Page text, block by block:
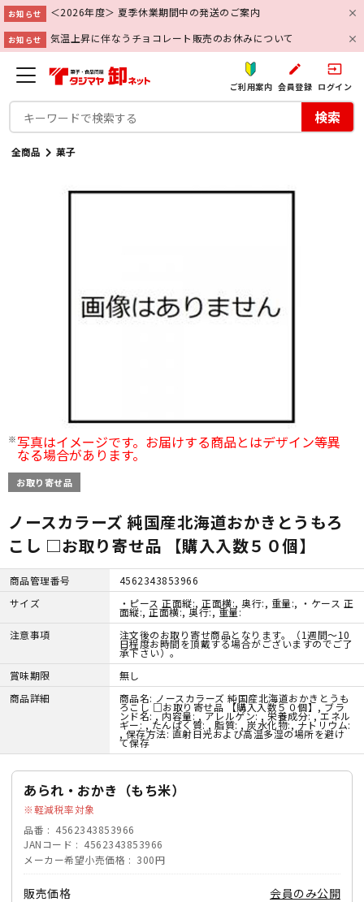
お知らせ ＜2026年度＞ 夏季休業期間中の発送のご案内
お知らせ 気温上昇に伴なうチョコレート販売のお休みについて
ご利用案内
create
会員登録
input
ログイン
検索
全商品 菓子
写真はイメージです。お届けする商品とはデザイン等異
なる場合があります。
お取り寄せ品
ノースカラーズ 純国産北海道おかきとうもろ
こし □お取り寄せ品 【購入入数５０個】
商品管理番号
4562343853966
サイズ
・ピース 正面縦:, 正面横:, 奥行:, 重量:, ・ケース 正
面縦:, 正面横:, 奥行:, 重量:
注意事項
注文後のお取り寄せ商品となります。（1週間～10
日程度お時間を頂戴する場合がございますのでご了
承下さい）。
賞味期限
無し
商品詳細
商品名: ノースカラーズ 純国産北海道おかきとうも
ろこし □お取り寄せ品 【購入入数５０個】, ブラ
ンド名: , 内容量: , アレルゲン: , 栄養成分: , エネル
ギー: , たんぱく質: , 脂質: , 炭水化物:, ナトリウム:
, 保存方法: 直射日光および高温多湿の場所を避け
て保存
あられ・おかき（もち米）
軽減税率対象
品番
4562343853966
JANコード
4562343853966
メーカー希望小売価格
300円
販売価格 会員のみ公開